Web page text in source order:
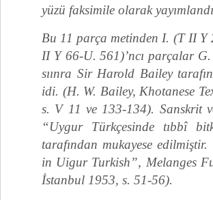
yüzü faksimile olarak
Bu 11 parça metinden I. (T II
II Y 66-U. 561)’ncı parçalar G.
sıınra Sir Harold Bailey
idi. (H. W. Bailey, Khotanese
s. V 11 ve 133-134). Sanskrit
“Uygur Türkçesinde tıbbî
tarafından mukayese
in Uigur Turkish”, Melanges
İs­tanbul 1953, s. 51-56).